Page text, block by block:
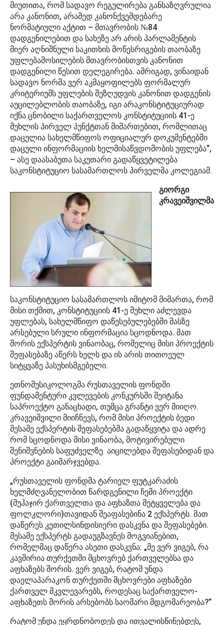
მიუთითა, რომ სადავო რეგულირება განსაზღვრულია
არა კანონით, არამედ კანონქვემდებარე
ნორმატიული აქტით – მთავრობის №84
დადგენილებით და სახეზე არ არის პარლამენტის
მიერ აღნიშნული საკითხის მოწესრიგების თაობაზე
უფლებამოსილების მთავრობისთვის კანონით
დადგენილი წესით დელეგირება. ამრიგად, ვინაიდან
სადავო ნორმა ვერ აკმაყოფილებს ფორმალურ
კრიტერიუმს უფლების შეზღუდვის კანონით დადგენის
აუცილებლობის თაობაზე, იგი არაკონსტიტუციურად
იქნა ცნობილი საქართველოს კონსტიტუციის 41-ე
მუხლის პირველ პუნქტთან მიმართებით, რომლითაც
დაცულია სახელმწიფოს ოფიციალურ დოკუმენტებში
დაცული ინფორმაციის ხელმისაწვდომობის უფლება“,
– ასე დაასაბუთა საკუთარი გადაწყვეტილება
საკონსტიტუციო სასამართლოს პირველმა კოლეგიამ.
გიორგი
კრავეიშვილმა
საკონსტიტუციო სასამართლოს იმიტომ მიმართა, რომ
მისი თქმით, კონსტიტუციის 41-ე მუხლი აძლევდა
უფლებას, სახელმწიფო დაწესებულებებში მასზე
არსებული სრული ინფორმაცია სცოდნოდა. მათ
შორის ექსპერტის ვინაობაც, რომელიც მისი პროექტის
შეფასებაზე აწერს ხელს და ის არის თითოეულ
სიტყვაზე პასუხისმგებელი.
ეთნომუსიკოლოგმა რუსთაველის ფონდში
ფუნდამენტური კვლევების კონკურსში შეიტანა
საპროექტო განაცხადი, თუმცა გრანტი ვერ მიიღო.
კრავეიშვილი მიიჩნევს, რომ მისი პროექტის ბედი
მესამე ექსპერტის შეფასებებმა გადაწყვიტა და ადრე
რომ სცოდნოდა მისი ვინაობა, მოტივირებული
შენიშვნების საფუძველზე აიცილებდა შეფასებიდან და
პროექტი გაიმარჯვებდა.
„რუსთაველის ფონდმა ტარიელ ფუტკარაძის
ხელმძღვანელობით წარდგენილი ჩემი პროექტი
(მუჰაჯირ ქართველთა და აფხაზთა მეტყველება და
ფოლკლორი)თავიდან შეაფასებინა 2 ექსპერტს. მათ
დაწერეს კეთილსინდისიერი დასკვნა და შეფასებები.
მესამე ექსპერტს გადაუგზავნეს მოგვიანებით,
რომელმაც დაწერა ასეთი დასკვნა: „მე ვერ ვიგებ, რა
კავშირია თურქეთში მცხოვრებ ქართველებსა და
აფხაზებს შორის. ვერ ვიგებ, რატომ უნდა
დაელაპარაკონ თურქეთში მცხოვრები აფხაზები
ქართველ მკვლევარებს, როდესაც საქართველო-
აფხაზეთს შორის არსებობს საომარი მდგომარეობა?“
რატომ უნდა ეყრდნობოდეს და ითვალისწინებდეს,